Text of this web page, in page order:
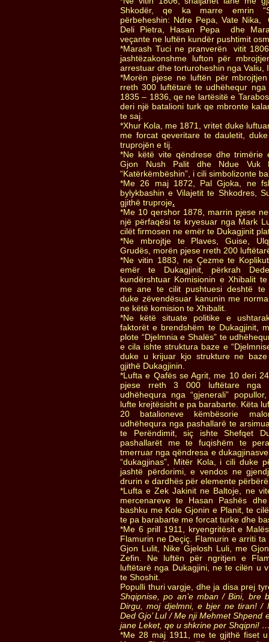
Shkodër, qe ka marre emrin
përbeheshin: Ndre Pepa, Vate Nika,
Deli Pietra, Hasan Pepa dhe
veçante ne luftën kundër pushtimit
*Marash Tuci ne pranverën vitit
jashtëzakonshme lufton për
arrestuar dhe torturoheshin nga Valiu,
*Morën pjese ne luftën për
rreth 300 luftëtarë te udhëhequr
1835 – 1836, qe ne lartësitë e
deri një batalioni turk qe mbronte
te saj.
*Xhur Kola, me 1871, vritet duke
me forcat qeveritare te dauletit,
truprojën e tij.
*Ne këtë vite qëndrese dhe trimërie
Gjon Nush Palit dhe Ndue Vuk
“Katërkëmbëshin”, i cili simbolizonte
*Me 26 maj 1872, Pal Gjoka, ne
bylykbashin e Vilajetit te Shkodres,
gjithë truproje.
*Me 10 qershor 1878, marrin pjese
një përfaqësi te kryesuar nga Mark
cilët firmosen ne emër te Dukagjinit
*Ne mbrojtje te Plaves, Guise,
Grudës, morën pjese rreth 200
*Ne vitin 1883, ne Çezme te
emër te Dukagjinit, përkrah
kundërshtuar Komisionin e Xhibalit
me ane te cilit pushtuesi deshtë te
duke zëvendësuar kanunin me
ne këtë komision te Xhibalit.
*Ne këtë situate politike e
faktorët e brendshëm te Dukagjinit,
plote “Djelmnia e Shalës” te
e cila ishte struktura baze e
duke u krijuar kjo strukture ne
gjithë Dukagjinin.
*Lufta e Qafës se Agrit, me 10 deri
pjese rreth 3 000 luftëtare nga
udhëhequra nga “gjenerali”
lufte krejtësisht e pa barabarte. Këta
20 batalioneve këmbësorie
udhëhequra nga pashallarë te
te Perëndimit, siç ishte Shefqet
pashallarët me te fuqishëm te
tmerruar nga qëndresa e
“dukagjinas”, Mitër Kola, i cili duke
jashtë përdorimi, e vendos ne
drurin e dardhës për elemente
*Lufta e Zek Jakinit ne Baltoje, ne
mercenareve te Hasan Pashës
bashku me Kole Gjonin e Planit, te
te pa barabarte me forcat turke dhe
*Me 6 prill 1911, kryengritësit e
Flamurin ne Deçiç. Flamurin e arriti
Gjon Lulit, Nike Gjelosh Luli, me
Zefin. Ne luftën për ngritjen e
luftëtarë nga Dukagjini, ne te cilën u
te Shoshit.
Populli thuri vargje, dhe ja disa prej
Shqipnise, po an’e mban / Bini, bre
Dirgu, moj djelmni, e bjer ne tiran! /
Ded Gjo’ Lul / Me nji Mehmet Shpend
jane Leket, qe u shkrine per Shqipni!
*Me 28 maj 1911, me te gjithë fiset